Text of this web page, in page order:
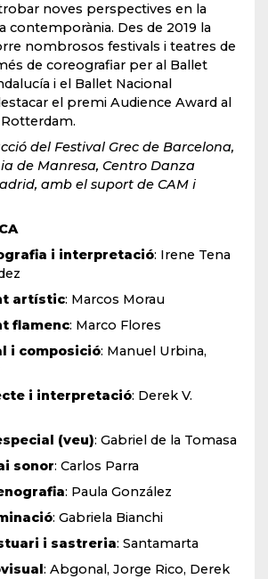
noves perspectives en la
contemporània. Des de 2019 la
nombrosos festivals i teatres de
de coreografiar per al Ballet
i el Ballet Nacional
el premi Audience Award al
Rotterdam.
del Festival Grec de Barcelona,
de Manresa, Centro Danza
amb el suport de CAM i
i interpretació: Irene Tena
artístic: Marcos Morau
flamenc: Marco Flores
i composició: Manuel Urbina,
i interpretació: Derek V.
(veu): Gabriel de la Tomasa
sonor: Carlos Parra
: Paula González
: Gabriela Bianchi
i sastreria: Santamarta
: Abgonal, Jorge Rico, Derek